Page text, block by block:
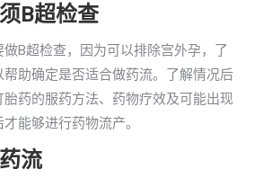
B超检查
B超检查，因为可以排除宫外孕，了
助确定是否适合做药流。了解情况后
药的服药方法、药物疗效及可能出现
能够进行药物流产。
流